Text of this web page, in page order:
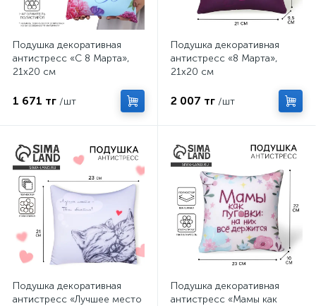
Подушка декоративная
антистресс «С 8 Марта»,
21х20 см
1 671 тг /шт
Подушка декоративная
антистресс «8 Марта»,
21х20 см
2 007 тг /шт
Подушка декоративная
антистресс «Лучшее место
Подушка декоративная
антистресс «Мамы как